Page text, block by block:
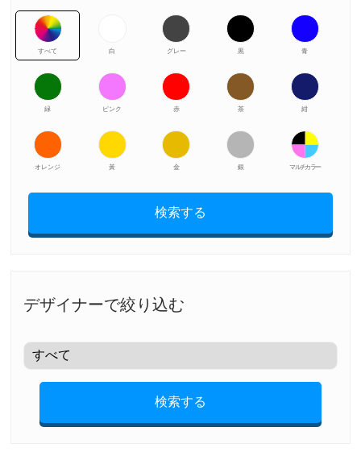
すべて 白 グレー 黒 青
緑 ピンク 赤 茶 紺
オレンジ 黃 金 銀 マルチカラー
検索する
デザイナーで絞り込む
検索する